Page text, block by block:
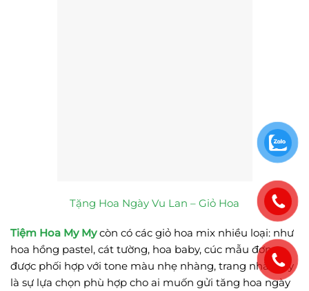
Tặng Hoa Ngày Vu Lan – Giỏ Hoa
Tiệm Hoa My My còn có các giỏ hoa mix nhiều loại: như
hoa hồng pastel, cát tường, hoa baby, cúc mẫu đơn,…
được phối hợp với tone màu nhẹ nhàng, trang nhã. Đây
là sự lựa chọn phù hợp cho ai muốn gửi tăng hoa ngày